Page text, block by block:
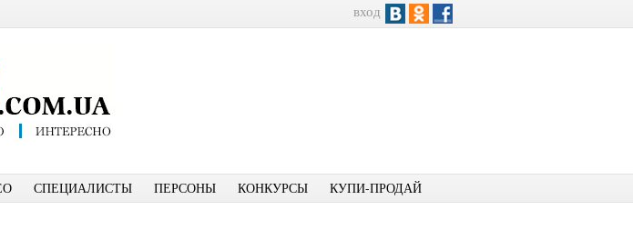
вход
СПЕЦИАЛИСТЫ ПЕРСОНЫ КОНКУРСЫ КУПИ-ПРОДАЙ